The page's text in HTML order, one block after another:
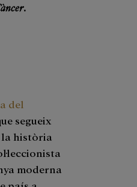
.
del
segueix
la història
moderna